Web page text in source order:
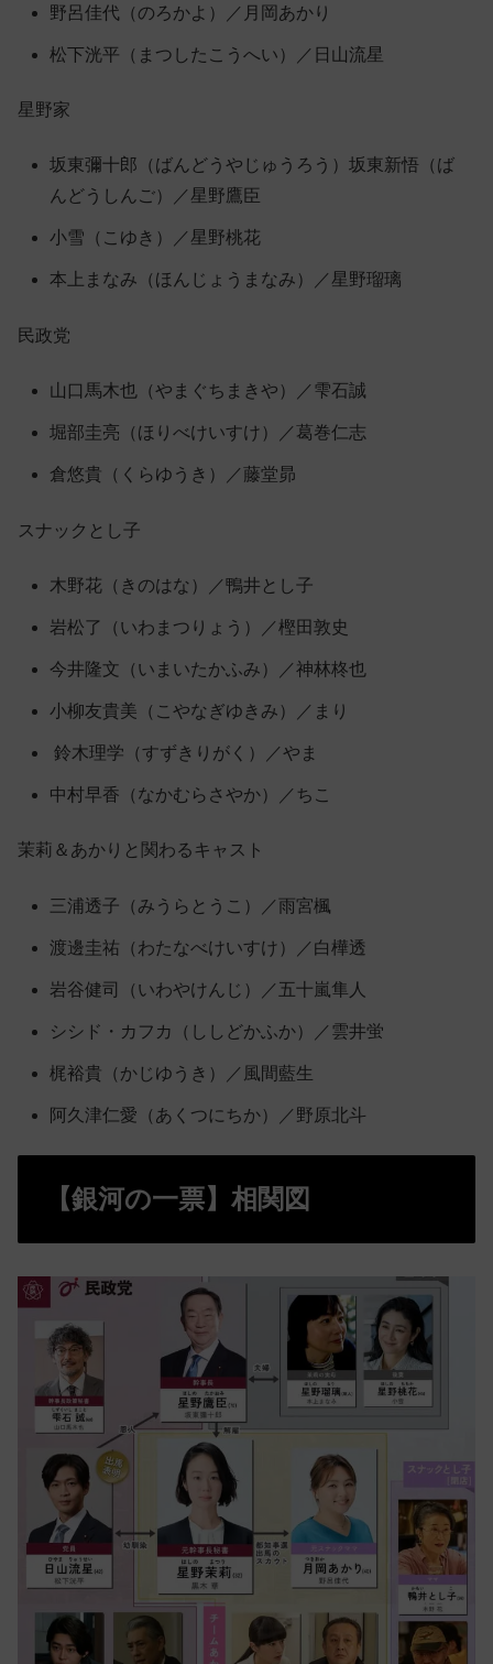
野呂佳代（のろかよ）／月岡あかり
松下洸平（まつしたこうへい）／日山流星
星野家
坂東彌十郎（ばんどうやじゅうろう）坂東新悟（ば
んどうしんご）／星野鷹臣
小雪（こゆき）／星野桃花
本上まなみ（ほんじょうまなみ）／星野瑠璃
民政党
山口馬木也（やまぐちまきや）／雫石誠
堀部圭亮（ほりべけいすけ）／葛巻仁志
倉悠貴（くらゆうき）／藤堂昴
スナックとし子
木野花（きのはな）／鴨井とし子
岩松了（いわまつりょう）／樫田敦史
今井隆文（いまいたかふみ）／神林柊也
小柳友貴美（こやなぎゆきみ）／まり
鈴木理学（すずきりがく）／やま
中村早香（なかむらさやか）／ちこ
茉莉＆あかりと関わるキャスト
三浦透子（みうらとうこ）／雨宮楓
渡邊圭祐（わたなべけいすけ）／白樺透
岩谷健司（いわやけんじ）／五十嵐隼人
シシド・カフカ（ししどかふか）／雲井蛍
梶裕貴（かじゆうき）／風間藍生
阿久津仁愛（あくつにちか）／野原北斗
【銀河の一票】相関図